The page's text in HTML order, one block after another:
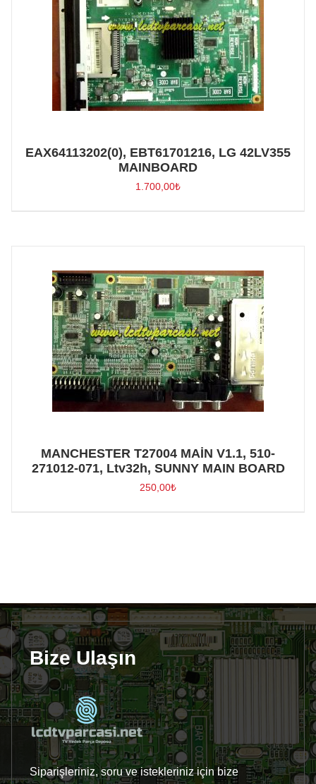
EAX64113202(0), EBT61701216, LG 42LV355
MAINBOARD
1.700,00₺
MANCHESTER T27004 MAİN V1.1, 510-
271012-071, Ltv32h, SUNNY MAIN BOARD
250,00₺
Bize Ulaşın
Siparişleriniz, soru ve istekleriniz için bize